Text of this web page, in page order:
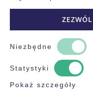
Niezbędne
Statystyki
Pokaż szczegóły
Odstąp od umowy
Kontakt